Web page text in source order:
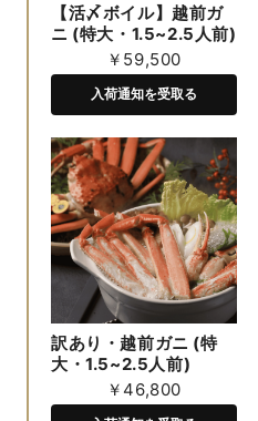
【活〆ボイル】越前ガ
ニ (特大・1.5~2.5人前)
￥59,500
入荷通知を受取る
訳あり・越前ガニ (特
大・1.5~2.5人前)
￥46,800